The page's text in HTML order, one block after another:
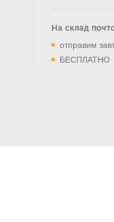
На склад
отправим
БЕСПЛАТНО